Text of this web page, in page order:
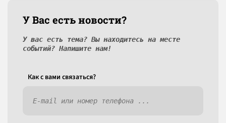
У Вас есть новости?
У вас есть тема? Вы находитесь на месте
событий? Напишите нам!
Как c вами связаться?